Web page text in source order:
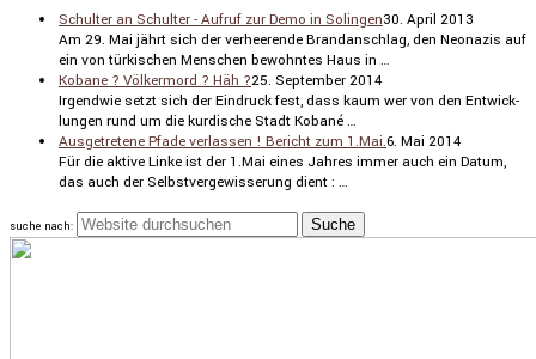
Schulter an Schulter - Aufruf zur Demo in Solingen30. April 2013
Am 29. Mai jährt sich der verhee­rende Brand­an­schlag, den Neonazis auf
ein von türki­schen Menschen bewohntes Haus in …
Kobane ? Völkermord ? Häh ?25. September 2014
Irgendwie setzt sich der Eindruck fest, dass kaum wer von den Entwick­
lungen rund um die kurdi­sche Stadt Kobané …
Ausgetretene Pfade verlassen ! Bericht zum 1.Mai.6. Mai 2014
Für die aktive Linke ist der 1.Mai eines Jahres immer auch ein Datum,
das auch der Selbst­ver­ge­wis­se­rung dient : …
suche nach: